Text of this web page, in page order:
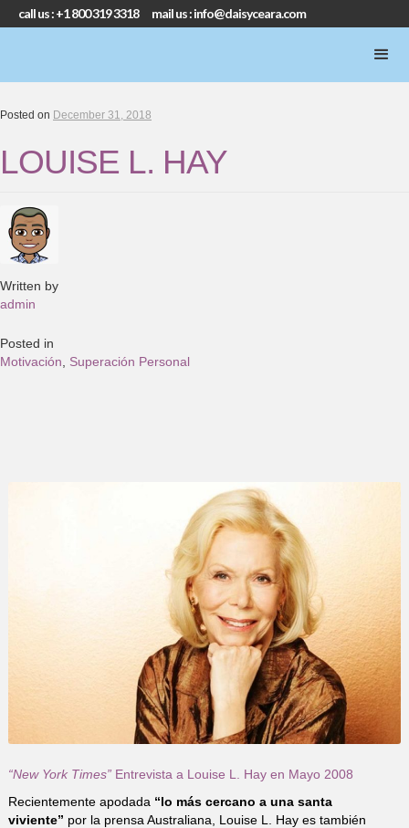
call us : +1 800 319 3318 mail us : info@daisyceara.com
Posted on December 31, 2018
LOUISE L. HAY
Written by
admin
Posted in
Motivación
Superación Personal
“New York Times”Entrevista a Louise L. Hay en Mayo 2008
Recientemente apodada “lo más cercano a una santa
viviente” por la prensa Australiana, Louise L. Hay es también